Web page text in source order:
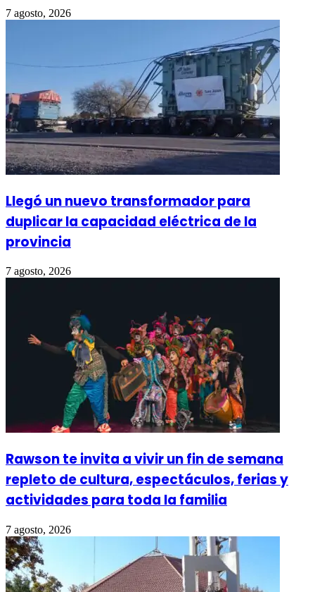
7 agosto, 2026
Llegó un nuevo transformador para
duplicar la capacidad eléctrica de la
provincia
7 agosto, 2026
Rawson te invita a vivir un fin de semana
repleto de cultura, espectáculos, ferias y
actividades para toda la familia
7 agosto, 2026